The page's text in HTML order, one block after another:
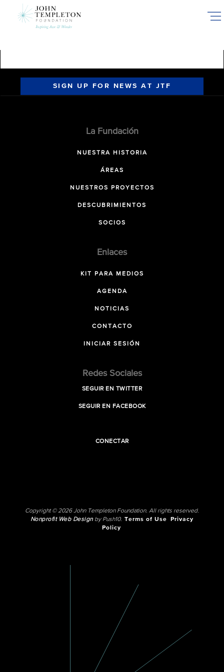
SIGN UP FOR NEWS AT JTF
La Fundación
NUESTRA HISTORIA
ÁREAS
NUESTROS PROYECTOS
DESCUBRIMIENTOS
SOCIOS
Enlaces
KIT PARA MEDIOS
AGENDA
NOTICIAS
CONTACTO
INICIAR SESIÓN
Redes Sociales
SEGUIR EN TWITTER
SEGUIR EN FACEBOOK
CONECTAR
Copyright © 2026 John Templeton Foundation. All rights reserved.
Nonprofit Web Designby Push10. Terms of Use
Privacy
Policy